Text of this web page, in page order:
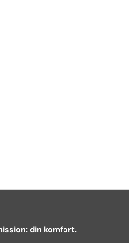
din komfort.